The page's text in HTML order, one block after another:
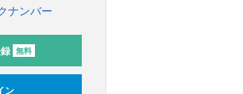
ナンバー
無料
ン